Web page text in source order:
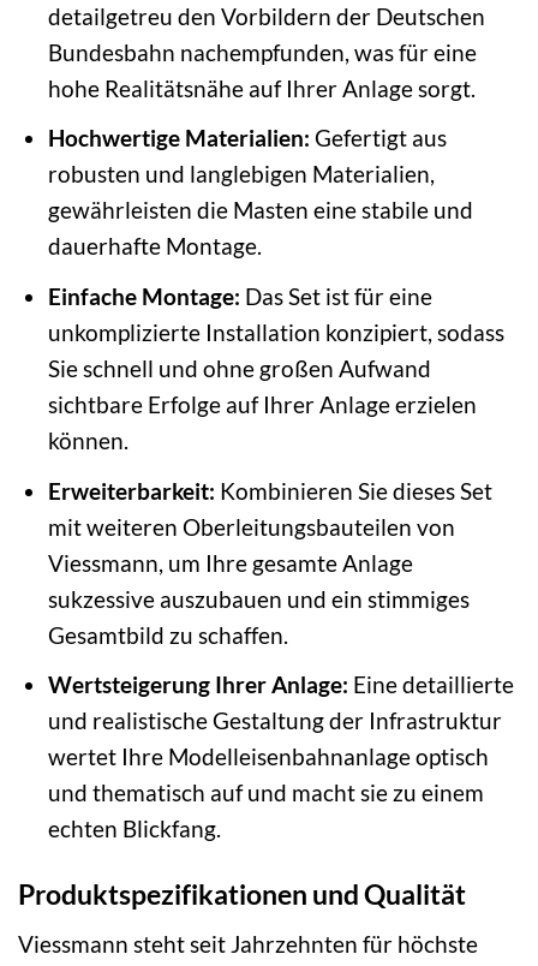
detailgetreu den Vorbildern der Deutschen
Bundesbahn nachempfunden, was für eine
hohe Realitätsnähe auf Ihrer Anlage sorgt.
Hochwertige Materialien: Gefertigt aus
robusten und langlebigen Materialien,
gewährleisten die Masten eine stabile und
dauerhafte Montage.
Einfache Montage: Das Set ist für eine
unkomplizierte Installation konzipiert, sodass
Sie schnell und ohne großen Aufwand
sichtbare Erfolge auf Ihrer Anlage erzielen
können.
Erweiterbarkeit: Kombinieren Sie dieses Set
mit weiteren Oberleitungsbauteilen von
Viessmann, um Ihre gesamte Anlage
sukzessive auszubauen und ein stimmiges
Gesamtbild zu schaffen.
Wertsteigerung Ihrer Anlage: Eine detaillierte
und realistische Gestaltung der Infrastruktur
wertet Ihre Modelleisenbahnanlage optisch
und thematisch auf und macht sie zu einem
echten Blickfang.
Produktspezifikationen und Qualität
Viessmann steht seit Jahrzehnten für höchste